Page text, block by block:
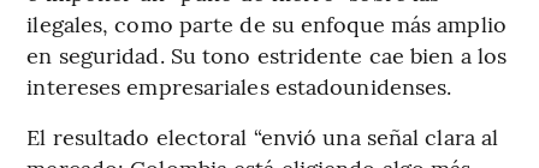
ilegales, como parte de su enfoque más amplio
en seguridad. Su tono estridente cae bien a los
intereses empresariales estadounidenses.
El resultado electoral “envió una señal clara al